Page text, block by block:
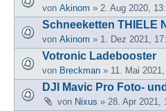
von Akinom » 2. Aug 2020,
Schneeketten THIELE
von Akinom » 1. Dez 2021,
Votronic Ladebooster
von Breckman » 11. Mai
DJI Mavic Pro Foto-
von Nixus » 28. Apr 2021,